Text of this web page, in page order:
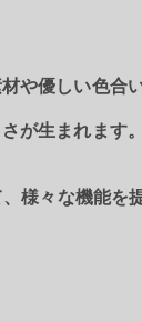
や優しい色合
が生まれます。
様々な機能を